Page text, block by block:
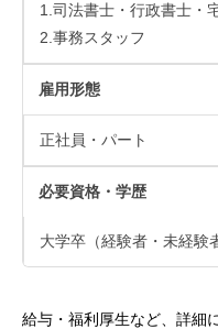
1.司法書士・行政書士・
2.事務スタッフ
雇用形態
正社員・パート
必要資格・学歴
大学卒（経験者・未経験
給与・福利厚生など、詳細